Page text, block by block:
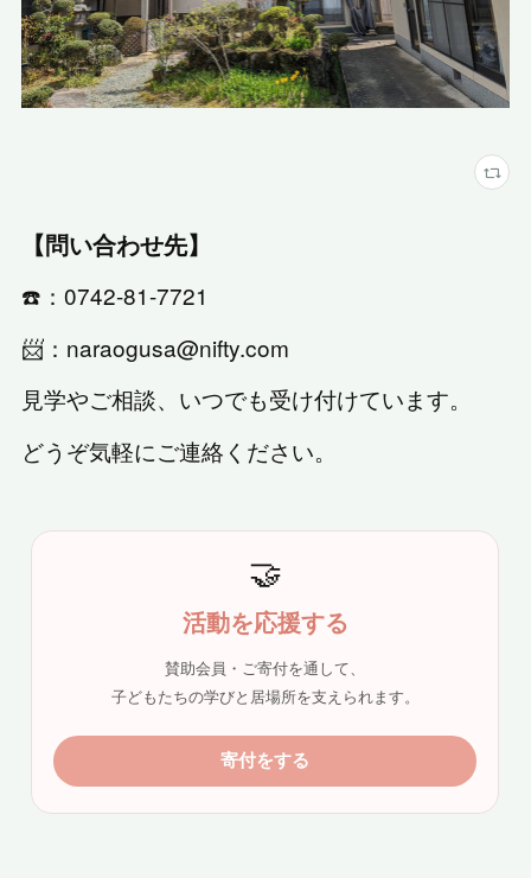
【問い合わせ先】
☎️：0742-81-7721
📨：naraogusa@nifty.com
見学やご相談、いつでも受け付けています。
どうぞ気軽にご連絡ください。